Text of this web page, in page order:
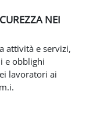
NEI
attività e servizi,
e obblighi
lavoratori ai